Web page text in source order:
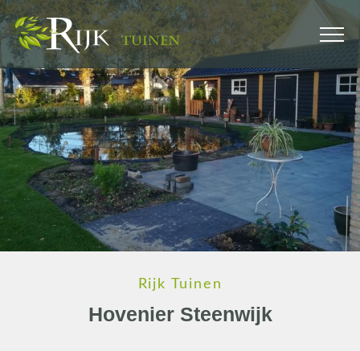
Rijk Tuinen
Hovenier Steenwijk